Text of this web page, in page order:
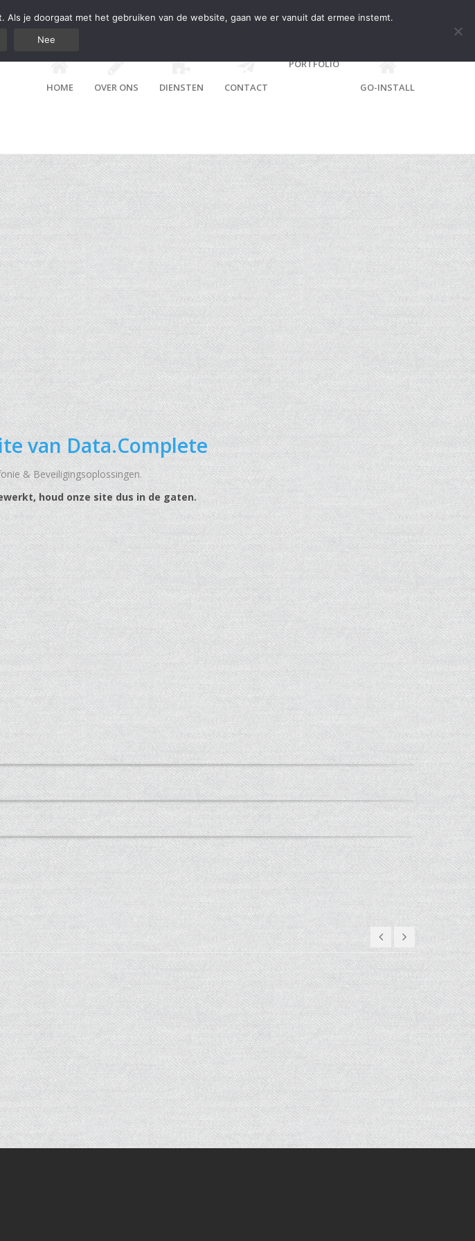
HOME OVER ONS DIENSTEN CONTACT
PORTFOLIO
GO-INSTALL
van Data.Complete
& Beveiligingsoplossingen.
houd onze site dus in de gaten.
je doorgaat met het gebruiken van de website, gaan we er vanuit dat ermee instemt.
Nee